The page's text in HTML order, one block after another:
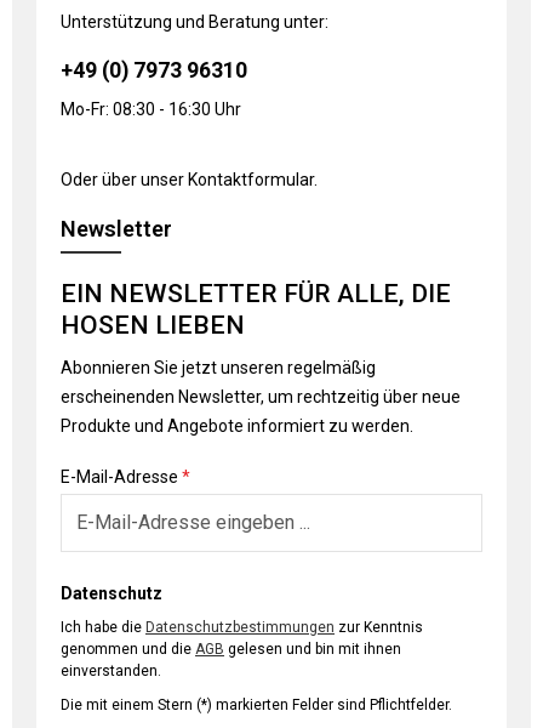
Unterstützung und Beratung unter:
+49 (0) 7973 96310
Mo-Fr: 08:30 - 16:30 Uhr
Oder über unser Kontaktformular.
Newsletter
EIN NEWSLETTER FÜR ALLE, DIE
HOSEN LIEBEN
Abonnieren Sie jetzt unseren regelmäßig
erscheinenden Newsletter, um rechtzeitig über neue
Produkte und Angebote informiert zu werden.
E-Mail-Adresse *
Datenschutz
Ich habe die Datenschutzbestimmungen
genommen und die AGB
einverstanden.
Die mit einem Stern (*) markierten Felder sind Pflichtfelder.